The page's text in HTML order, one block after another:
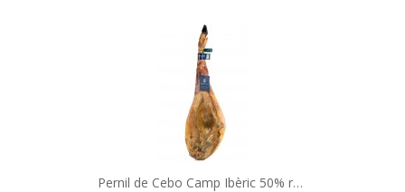
Pernil de Cebo Camp Ibèric 50% raça ibèrica